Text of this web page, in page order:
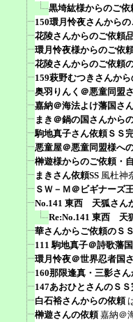
黒埼紘様からのご依
150環月怜夜さんからの
花陵さんからのご依頼
環月怜夜様からのご依
花陵さんからのご依頼
159萩野むつきさんから
奥羽りんく＠悪童同盟
嘉納＠海法よけ藩国さ
まき＠鍋の国さんから
駒地真子さん依頼ＳＳ
悪童屋＠悪童同盟様へ
榊遊様からのご依頼・
まきさん依頼SS 風杜神
ＳＷ－Ｍ＠ビギナーズ
No.141 東西 天狐さん
Re:No.141 東西 天
華さんからご依頼のＳＳ
111 駒地真子＠詩歌藩
環月怜夜＠世界忍者国
160那限逢真・三影さ
147あおひとさんのＳ
白石裕さんからの依頼
榊遊さんの依頼 嘉納＠